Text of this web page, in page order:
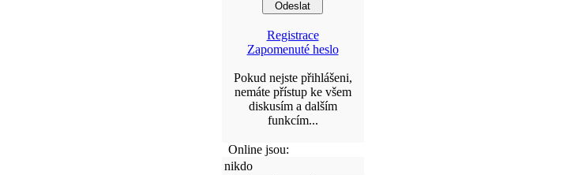
Registrace
Zapomenuté heslo
Pokud nejste přihlášeni,
nemáte přístup ke všem
diskusím a dalším
funkcím...
Online jsou:
nikdo